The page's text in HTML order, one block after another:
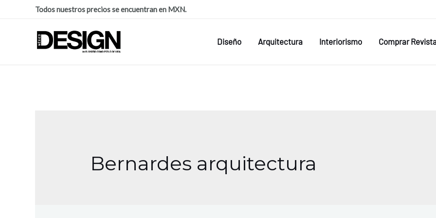
Todos nuestros precios se encuentran en MXN.
Diseño Arquitectura Interiorismo Comprar
Bernardes arquitectura